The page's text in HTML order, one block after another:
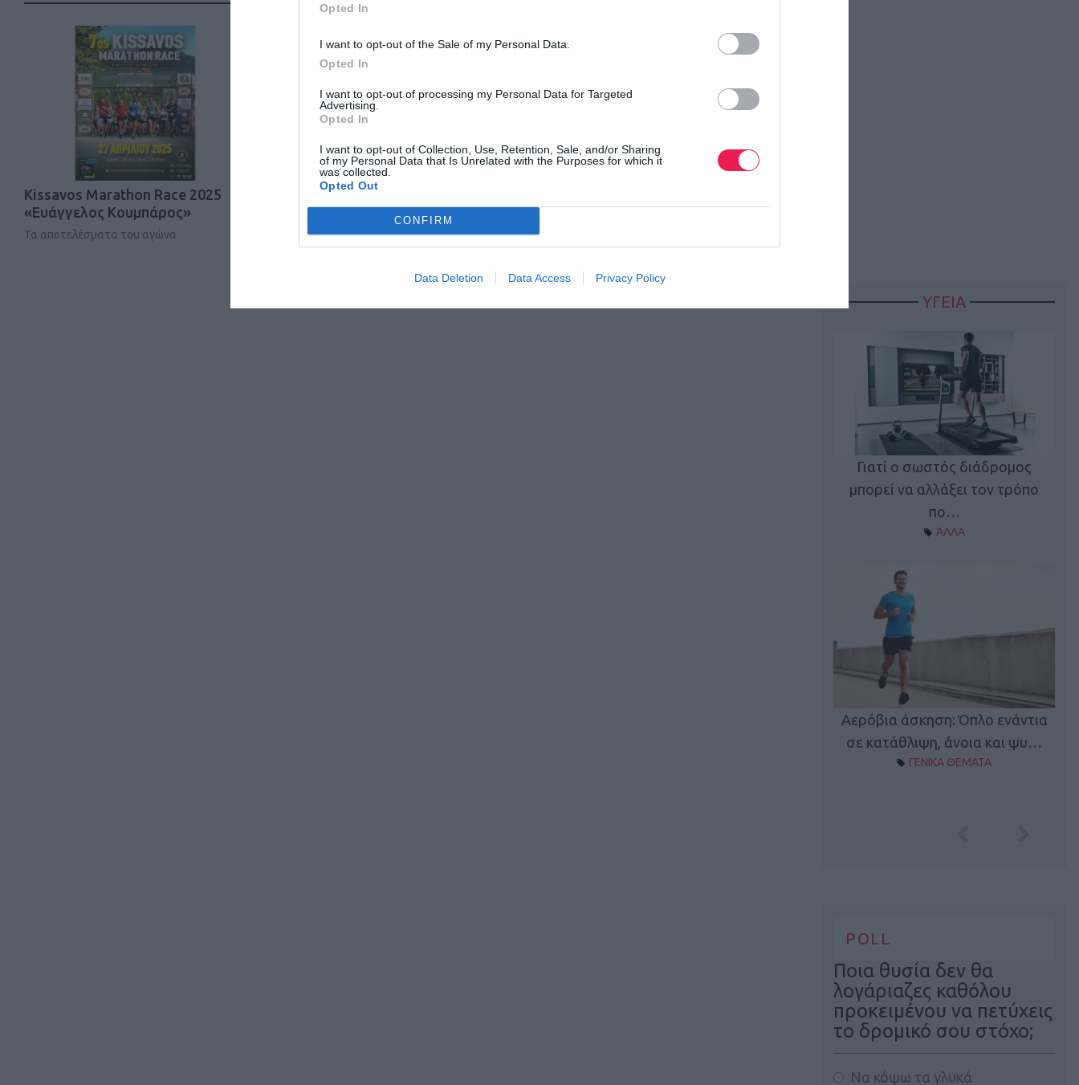
Opted In
I want to opt-out of the Sale of my Personal Data.
Opted In
I want to opt-out of processing my Personal Data for Targeted
Advertising.
Opted In
I want to opt-out of Collection, Use, Retention, Sale, and/or Sharing
of my Personal Data that Is Unrelated with the Purposes for which it
was collected.
Opted Out
CONFIRM
Data Deletion Data Access Privacy Policy
Kissavos Marathon Race 2025
«Ευάγγελος Κουμπάρος»
Τα αποτελέσματα του αγώνα
Logicom Cyprus Marathon 2023
Τα αποτελέσματα του αγώνα
ΥΓΕΙΑ
Γιατί ο σωστός διάδρομος
μπορεί να αλλάξει τον τρόπο
πο…
ΆΛΛΑ
Αερόβια άσκηση: Όπλο ενάντια
σε κατάθλιψη, άνοια και ψυ…
ΓΕΝΙΚΑ ΘΕΜΑΤΑ
POLL
Ποια θυσία δεν θα
λογάριαζες καθόλου
προκειμένου να πετύχεις
το δρομικό σου στόχο;
Να κόψω τα γλυκά